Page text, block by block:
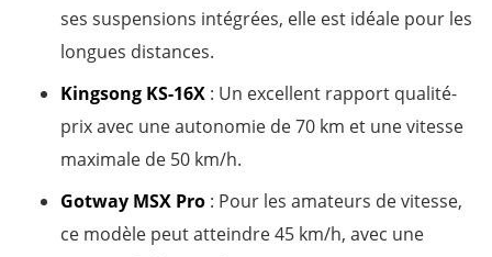
ses suspensions intégrées, elle est idéale pour les
longues distances.
Kingsong KS-16X : Un excellent rapport qualité-
prix avec une autonomie de 70 km et une vitesse
maximale de 50 km/h.
Gotway MSX Pro : Pour les amateurs de vitesse,
ce modèle peut atteindre 45 km/h, avec une